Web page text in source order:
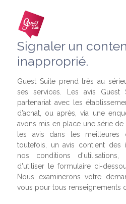
Signaler un
inapproprié.
Guest Suite prend très au
ses services. Les avis Guest
partenariat avec les
d’achat, ou après, via une
avons mis en place une série
les avis dans les meilleures
toutefois, un avis contient des
nos conditions d'utilisations,
d'utiliser le formulaire ci-
Nous examinerons votre
vous pour tous renseignements